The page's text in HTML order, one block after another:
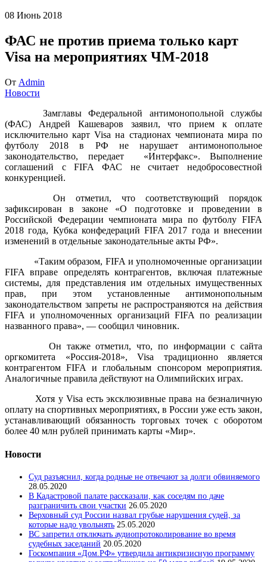
08 Июнь 2018
ФАС не против приема только карт
Visa на мероприятиях ЧМ-2018
От Admin
Новости
Замглавы Федеральной антимонопольной службы
(ФАС) Андрей Кашеваров заявил, что прием к оплате
исключительно карт Visa на стадионах чемпионата мира по
футболу 2018 в РФ не нарушает антимонопольное
законодательство, передает «Интерфакс». Выполнение
соглашений с FIFA ФАС не считает недобросовестной
конкуренцией.
Он отметил, что соответствующий порядок
зафиксирован в законе «О подготовке и проведении в
Российской Федерации чемпионата мира по футболу FIFA
2018 года, Кубка конфедераций FIFA 2017 года и внесении
изменений в отдельные законодательные акты РФ».
«Таким образом, FIFA и уполномоченные организации
FIFA вправе определять контрагентов, включая платежные
системы, для представления им отдельных имущественных
прав, при этом установленные антимонопольным
законодательством запреты не распространяются на действия
FIFA и уполномоченных организаций FIFA по реализации
названного права», — сообщил чиновник.
Он также отметил, что, по информации с сайта
оргкомитета «Россия-2018», Visa традиционно является
контрагентом FIFA и глобальным спонсором мероприятия.
Аналогичные правила действуют на Олимпийских играх.
Хотя у Visa есть эксклюзивные права на безналичную
оплату на спортивных мероприятиях, в России уже есть закон,
устанавливающий обязанность торговых точек с оборотом
более 40 млн рублей принимать карты «Мир».
Новости
Суд разъяснил, когда родные не отвечают за долги обвиняемого
28.05.2020
В Кадастровой палате рассказали, как соседям по даче
разграничить свои участки 26.05.2020
Верховный суд России назвал грубые нарушения судей, за
которые надо увольнять 25.05.2020
ВС запретил отключать аудиопротоколирование во время
судебных заседаний 20.05.2020
Госкомпания «Дом.РФ» утвердила антикризисную программу